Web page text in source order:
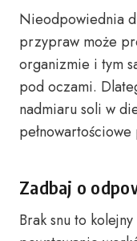
Nieodpowiednia
przypraw może
organizmie i tym
pod oczami.
nadmiaru soli w
pełnowartościowe
Zadbaj o
Brak snu to